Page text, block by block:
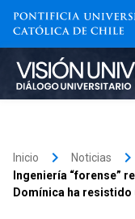
Inicio keyboard_arrow_right Noticias keyboard_arrow_right
Ingeniería “forense”
Domínica ha